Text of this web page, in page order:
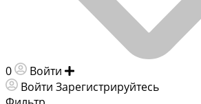
0 Войти
Войти Зарегистрируйтесь